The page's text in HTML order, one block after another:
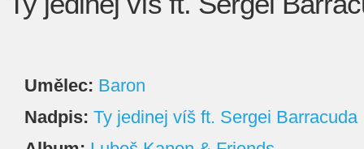
Umělec: Baron
Nadpis: Ty jedinej víš ft. Sergei Barracuda